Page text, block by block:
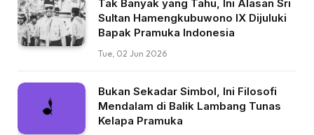
Tak Banyak yang Tahu, Ini Alasan Sri
Sultan Hamengkubuwono IX Dijuluki
Bapak Pramuka Indonesia
Tue, 02 Jun 2026
Bukan Sekadar Simbol, Ini Filosofi
Mendalam di Balik Lambang Tunas
Kelapa Pramuka